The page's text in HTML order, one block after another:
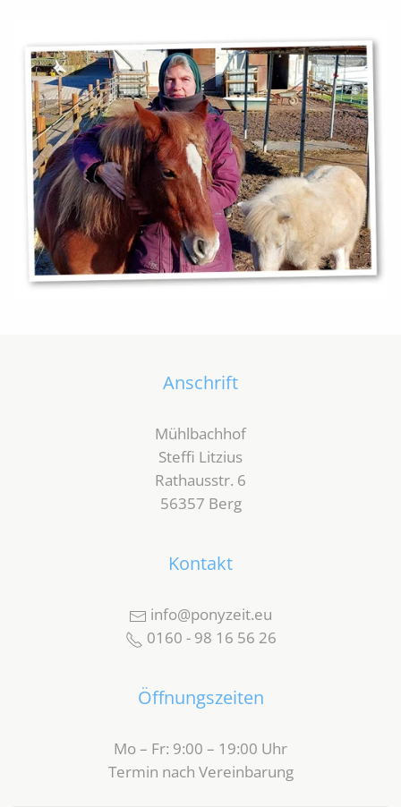
Anschrift
Mühlbachhof
Steffi Litzius
Rathausstr. 6
56357 Berg
Kontakt
info@ponyzeit.eu
0160 - 98 16 56 26
Öffnungszeiten
Mo – Fr: 9:00 – 19:00 Uhr
Termin nach Vereinbarung